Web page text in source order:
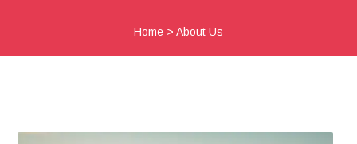
Home> About Us